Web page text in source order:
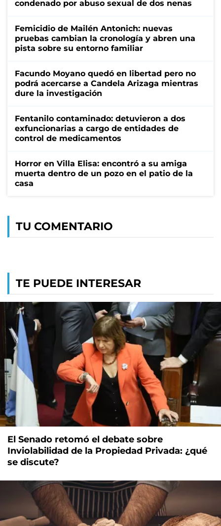
condenado por abuso sexual de dos nenas
Femicidio de Mailén Antonich: nuevas
pruebas cambian la cronología y abren una
pista sobre su entorno familiar
Facundo Moyano quedó en libertad pero no
podrá acercarse a Candela Arizaga mientras
dure la investigación
Fentanilo contaminado: detuvieron a dos
exfuncionarias a cargo de entidades de
control de medicamentos
Horror en Villa Elisa: encontró a su amiga
muerta dentro de un pozo en el patio de la
casa
TU COMENTARIO
TE PUEDE INTERESAR
El Senado retomó el debate sobre
Inviolabilidad de la Propiedad Privada: ¿qué
se discute?